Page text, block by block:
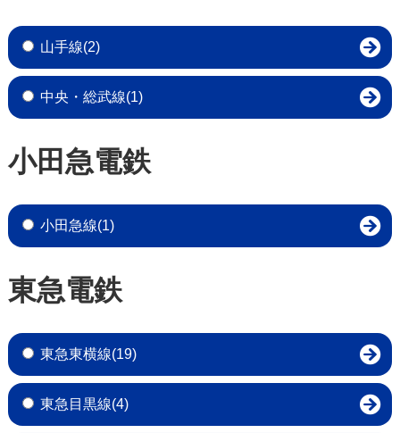
山手線(2)
中央・総武線(1)
小田急電鉄
小田急線(1)
東急電鉄
東急東横線(19)
東急目黒線(4)